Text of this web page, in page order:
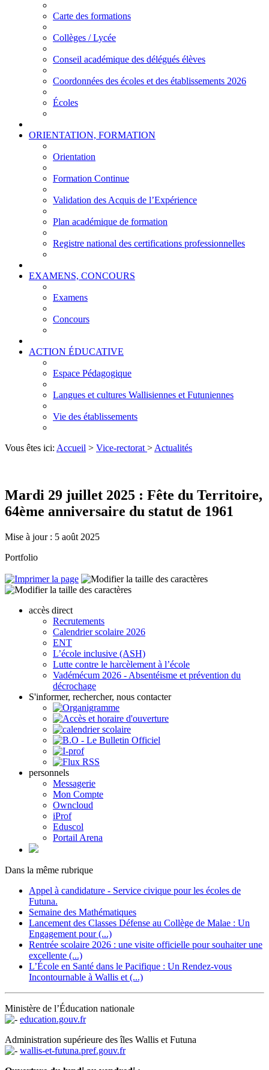
Carte des formations
Collèges / Lycée
Conseil académique des délégués élèves
Coordonnées des écoles et des établissements 2026
Écoles
ORIENTATION, FORMATION
Orientation
Formation Continue
Validation des Acquis de l’Expérience
Plan académique de formation
Registre national des certifications professionnelles
EXAMENS, CONCOURS
Examens
Concours
ACTION ÉDUCATIVE
Espace Pédagogique
Langues et cultures Wallisiennes et Futuniennes
Vie des établissements
Vous êtes ici: Accueil > Vice-rectorat > Actualités
Mardi 29 juillet 2025 : Fête du Territoire,
64ème anniversaire du statut de 1961
Mise à jour : 5 août 2025
Portfolio
accès direct
Recrutements
Calendrier scolaire 2026
ENT
L’école inclusive (ASH)
Lutte contre le harcèlement à l’école
Vadémécum 2026 - Absentéisme et prévention du
décrochage
S'informer, rechercher, nous contacter
personnels
Messagerie
Mon Compte
Owncloud
iProf
Eduscol
Portail Arena
Dans la même rubrique
Appel à candidature - Service civique pour les écoles de
Futuna.
Semaine des Mathématiques
Lancement des Classes Défense au Collège de Malae : Un
Engagement pour (...)
Rentrée scolaire 2026 : une visite officielle pour souhaiter une
excellente (...)
L’École en Santé dans le Pacifique : Un Rendez-vous
Incontournable à Wallis et (...)
Ministère de l’Éducation nationale
education.gouv.fr
Administration supérieure des îles Wallis et Futuna
wallis-et-futuna.pref.gouv.fr